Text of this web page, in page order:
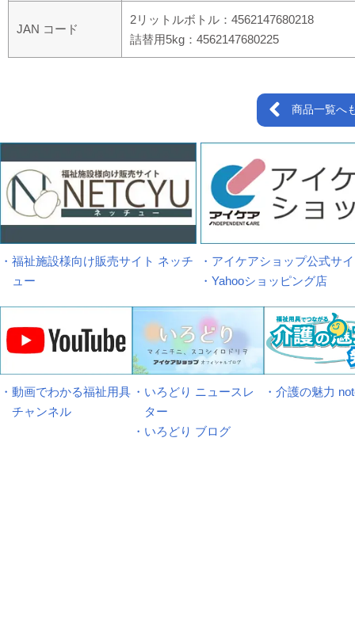
JAN コード
2リットルボトル：4562147680218
詰替用5kg：4562147680225
商品一覧へ
・福祉施設様向け販売サイト ネッチ
ュー
・アイケアショップ公式サ
・Yahooショッピング店
・動画でわかる福祉用具
チャンネル
・いろどり ニュースレ
ター
・いろどり ブログ
・介護の魅力